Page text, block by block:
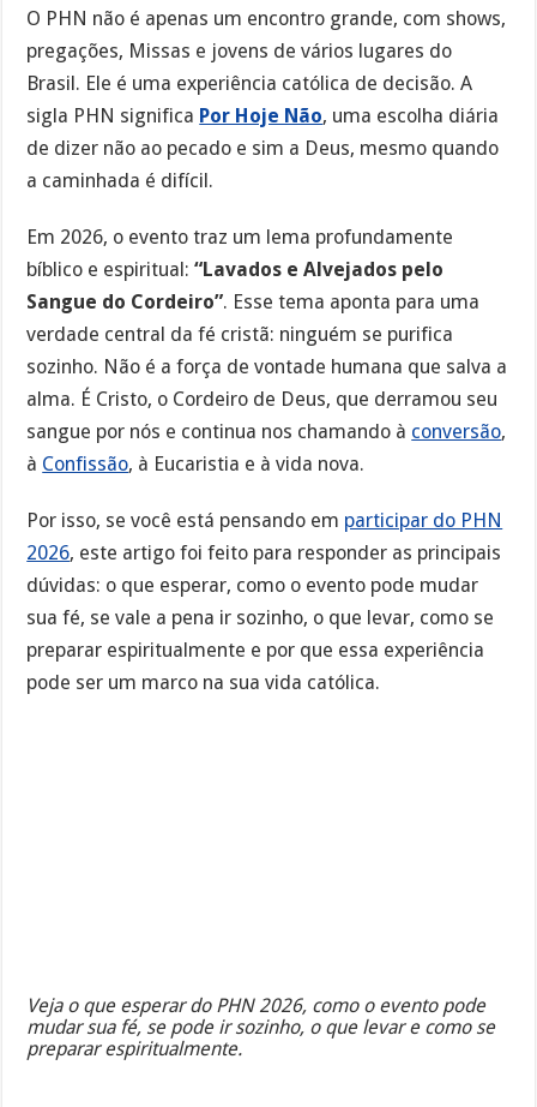
O PHN não é apenas um encontro grande, com shows,
pregações, Missas e jovens de vários lugares do
Brasil. Ele é uma experiência católica de decisão. A
sigla PHN significa Por Hoje Não, uma escolha diária
de dizer não ao pecado e sim a Deus, mesmo quando
a caminhada é difícil.
Em 2026, o evento traz um lema profundamente
bíblico e espiritual:“Lavados e Alvejados pelo
Sangue do Cordeiro”. Esse tema aponta para uma
verdade central da fé cristã: ninguém se purifica
sozinho. Não é a força de vontade humana que salva a
alma. É Cristo, o Cordeiro de Deus, que derramou seu
sangue por nós e continua nos chamando à conversão,
à Confissão, à Eucaristia e à vida nova.
Por isso, se você está pensando em participar do PHN
2026, este artigo foi feito para responder as principais
dúvidas: o que esperar, como o evento pode mudar
sua fé, se vale a pena ir sozinho, o que levar, como se
preparar espiritualmente e por que essa experiência
pode ser um marco na sua vida católica.
Veja o que esperar do PHN 2026, como o evento pode
mudar sua fé, se pode ir sozinho, o que levar e como se
preparar espiritualmente.